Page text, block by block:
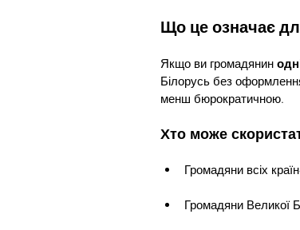
Що це означає
Якщо ви громадянин
Білорусь без
менш бюрократичною.
Хто може
Громадяни всіх
Громадяни Великої